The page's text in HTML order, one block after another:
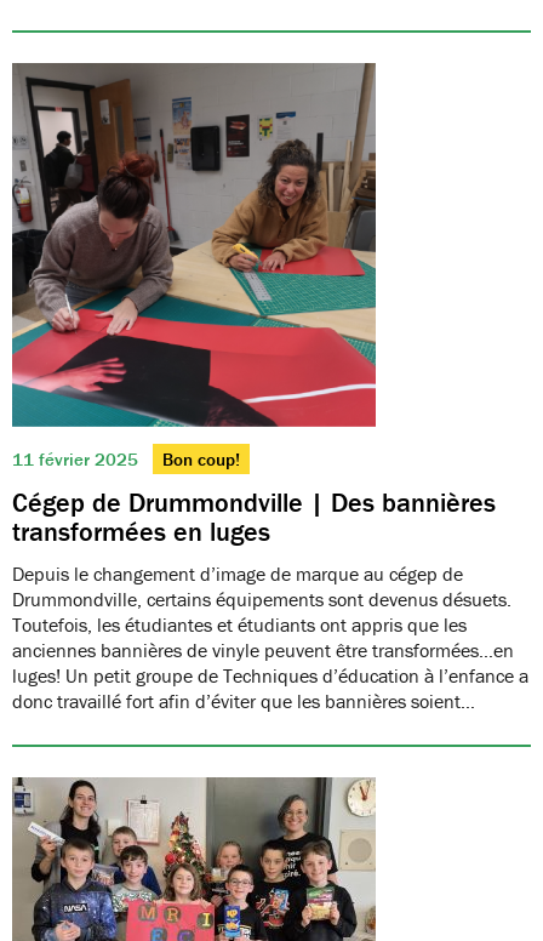
11 février 2025 Bon coup!
Cégep de Drummondville | Des bannières
transformées en luges
Depuis le changement d’image de marque au cégep de
Drummondville, certains équipements sont devenus désuets.
Toutefois, les étudiantes et étudiants ont appris que les
anciennes bannières de vinyle peuvent être transformées…en
luges! Un petit groupe de Techniques d’éducation à l’enfance a
donc travaillé fort afin d’éviter que les bannières soient…